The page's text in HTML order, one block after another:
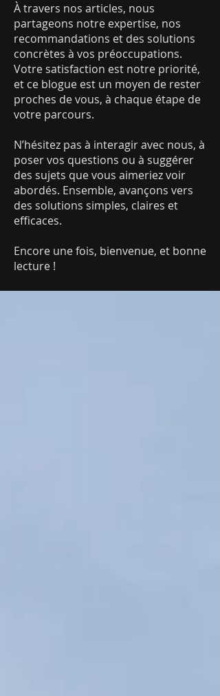
À travers nos articles, nous
partageons notre expertise, nos
recommandations et des solutions
concrètes à vos préoccupations.
Votre satisfaction est notre priorité,
et ce blogue est un moyen de rester
proches de vous, à chaque étape de
votre parcours.
N’hésitez pas à interagir avec nous, à
poser vos questions ou à suggérer
des sujets que vous aimeriez voir
abordés. Ensemble, avançons vers
des solutions simples, claires et
efficaces.
Encore une fois, bienvenue, et bonne
lecture !